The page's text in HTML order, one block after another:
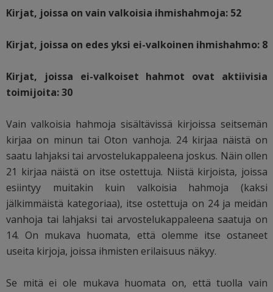
Kirjat, joissa on vain valkoisia ihmishahmoja: 52
Kirjat, joissa on edes yksi ei-valkoinen ihmishahmo: 8
Kirjat, joissa ei-valkoiset hahmot ovat aktiivisia
toimijoita: 30
Vain valkoisia hahmoja sisältävissä kirjoissa seitsemän
kirjaa on minun tai Oton vanhoja. 24 kirjaa näistä on
saatu lahjaksi tai arvostelukappaleena joskus. Näin ollen
21 kirjaa näistä on itse ostettuja. Niistä kirjoista, joissa
esiintyy muitakin kuin valkoisia hahmoja (kaksi
jälkimmäistä kategoriaa), itse ostettuja on 24 ja meidän
vanhoja tai lahjaksi tai arvostelukappaleena saatuja on
14. On mukava huomata, että olemme itse ostaneet
useita kirjoja, joissa ihmisten erilaisuus näkyy.
Se mitä ei ole mukava huomata on, että tuolla vain